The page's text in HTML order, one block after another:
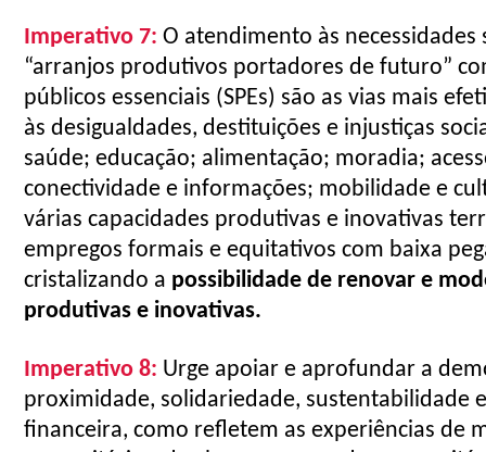
Imperativo 7: O atendimento às necessidades
“arranjos produtivos portadores de futuro”
públicos essenciais (SPEs) são as vias mais
às desigualdades, destituições e injustiças
saúde; educação; alimentação; moradia;
conectividade e informações; mobilidade e
várias capacidades produtivas e inovativas
empregos formais e equitativos com baixa
cristalizando a possibilidade de renovar e
produtivas e inovativas.
Imperativo 8: Urge apoiar e aprofundar a
proximidade, solidariedade, sustentabilidade
financeira, como refletem as experiências de